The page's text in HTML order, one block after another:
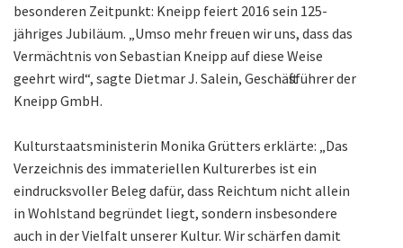
besonderen Zeitpunkt: Kneipp feiert 2016 sein 125-
jähriges Jubiläum. „Umso mehr freuen wir uns, dass das
Vermächtnis von Sebastian Kneipp auf diese Weise
geehrt wird“, sagte Dietmar J. Salein, Geschäftsführer der
Kneipp GmbH.
Kulturstaatsministerin Monika Grütters erklärte: „Das
Verzeichnis des immateriellen Kulturerbes ist ein
eindrucksvoller Beleg dafür, dass Reichtum nicht allein
in Wohlstand begründet liegt, sondern insbesondere
auch in der Vielfalt unserer Kultur. Wir schärfen damit